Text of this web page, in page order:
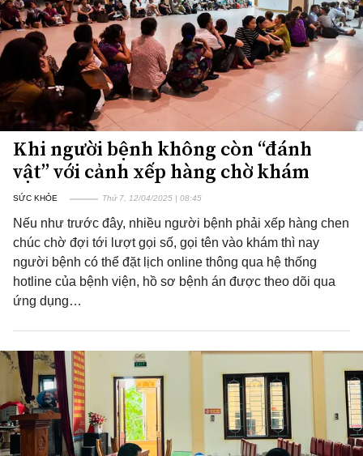
Khi người bệnh không còn “đánh
vật” với cảnh xếp hàng chờ khám
SỨC KHỎE Thứ 7, 12/04/2025 | 08:45
Nếu như trước đây, nhiều người bệnh phải xếp hàng chen
chúc chờ đợi tới lượt gọi số, gọi tên vào khám thì nay
người bệnh có thể đặt lịch online thông qua hệ thống
hotline của bệnh viện, hồ sơ bệnh án được theo dõi qua
ứng dụng…